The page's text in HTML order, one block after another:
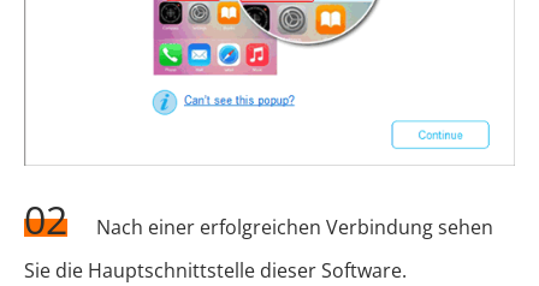
02
Nach einer erfolgreichen Verbindung sehen
Sie die Hauptschnittstelle dieser Software.